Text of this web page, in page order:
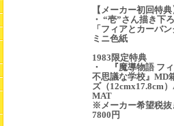
【メーカー初回特典
・ “壱”さん描き下
「フィアとカーバ
ミニ色紙
1983限定特典
・ 『魔導物語 フ
不思議な学校』MD
ズ（12cmx17.8cm
MAT
※メーカー希望税抜
7800円